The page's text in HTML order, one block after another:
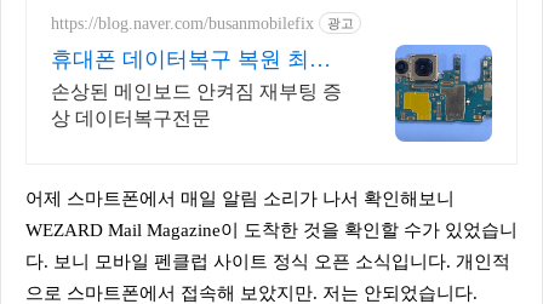
https://blog.naver.com/busanmobilefix 광고
휴대폰 데이터복구 복원 최신
장비와 정품부품 당일수리
손상된 메인보드 안켜짐 재부팅 증
상 데이터복구전문
어제 스마트폰에서 매일 알림 소리가 나서 확인해보니
WEZARD Mail Magazine이 도착한 것을 확인할 수가 있었습니
다. 보니 모바일 펜클럽 사이트 정식 오픈 소식입니다. 개인적
으로 스마트폰에서 접속해 보았지만. 저는 안되었습니다.